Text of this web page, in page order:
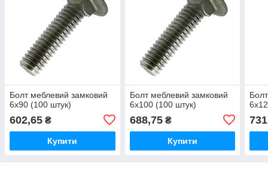
Болт меблевий замковий
6х90 (100 штук)
602,65 ₴
Купити
Болт меблевий замковий
6х100 (100 штук)
688,75₴
Купити